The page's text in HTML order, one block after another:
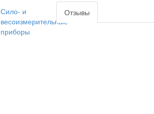
Сило- и
весоизмерительные
приборы
Отзывы